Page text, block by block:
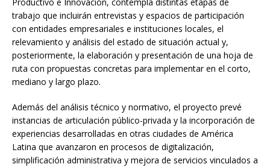
Productivo e Innovación, contempla distintas etapas de
trabajo que incluirán entrevistas y espacios de participación
con entidades empresariales e instituciones locales, el
relevamiento y análisis del estado de situación actual y,
posteriormente, la elaboración y presentación de una hoja de
ruta con propuestas concretas para implementar en el corto,
mediano y largo plazo.
Además del análisis técnico y normativo, el proyecto prevé
instancias de articulación público-privada y la incorporación de
experiencias desarrolladas en otras ciudades de América
Latina que avanzaron en procesos de digitalización,
simplificación administrativa y mejora de servicios vinculados a